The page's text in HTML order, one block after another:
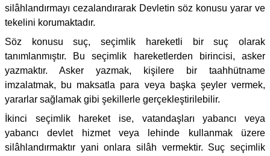
silâhlandırmayı cezalandırarak Devletin söz konusu yarar ve
tekelini korumaktadır.
Söz konusu suç, seçimlik hareketli bir suç olarak
tanımlanmıştır. Bu seçimlik hareketlerden birincisi, asker
yazmaktır. Asker yazmak, kişilere bir taahhütname
imzalatmak, bu maksatla para veya başka şeyler vermek,
yararlar sağlamak gibi şekillerle gerçekleştirilebilir.
İkinci seçimlik hareket ise, vatandaşları yabancı veya
yabancı devlet hizmet veya lehinde kullanmak üzere
silâhlandırmaktır yani onlara silâh vermektir. Suç seçimlik